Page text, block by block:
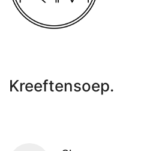
Kreeftensoep.